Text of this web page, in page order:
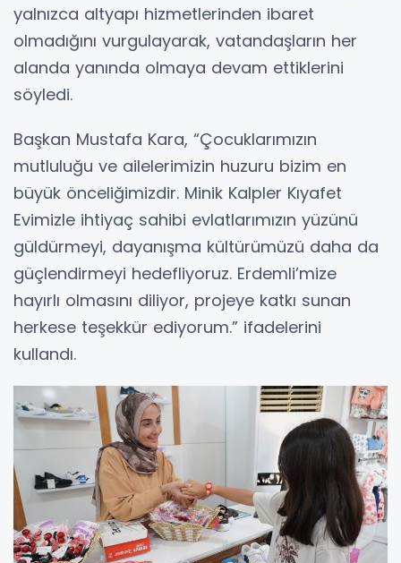
yalnızca altyapı hizmetlerinden ibaret
olmadığını vurgulayarak, vatandaşların her
alanda yanında olmaya devam ettiklerini
söyledi.
Başkan Mustafa Kara, “Çocuklarımızın
mutluluğu ve ailelerimizin huzuru bizim en
büyük önceliğimizdir. Minik Kalpler Kıyafet
Evimizle ihtiyaç sahibi evlatlarımızın yüzünü
güldürmeyi, dayanışma kültürümüzü daha da
güçlendirmeyi hedefliyoruz. Erdemli’mize
hayırlı olmasını diliyor, projeye katkı sunan
herkese teşekkür ediyorum.” ifadelerini
kullandı.